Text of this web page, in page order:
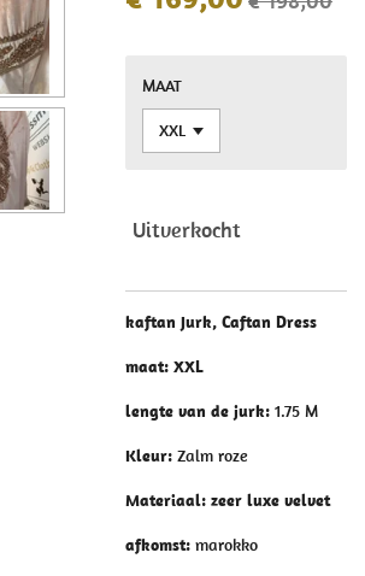
MAAT
Uitverkocht
kaftan Jurk, Caftan Dress
maat: XXL
lengte van de jurk: 1.75 M
Kleur: Zalm roze
Materiaal: zeer luxe velvet
afkomst: marokko